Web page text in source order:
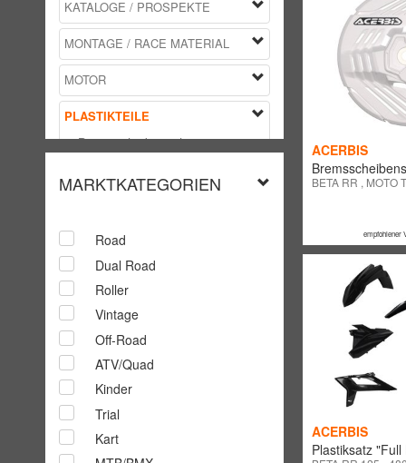
KATALOGE / PROSPEKTE
MONTAGE / RACE MATERIAL
MOTOR
PLASTIKTEILE
Bremsscheibenschutz
Gabelschutz
Kettenschutz
Kotflügel hinten
Kotflügel hinten Enduro
Kotflügelstrebe
Kühlergitter
Kühlerspoiler
MARKTKATEGORIEN
Road
Dual Road
Roller
Vintage
Off-Road
ATV/Quad
Kinder
Trial
Kart
ACERBIS
BETA RR , MOTO
empfohlener
ACERBIS
Plastiksatz "Full